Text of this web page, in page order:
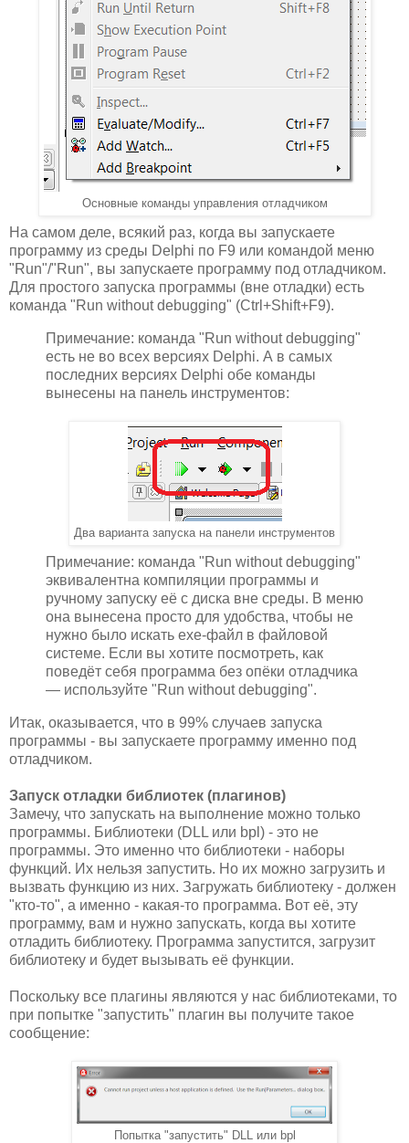
Основные команды управления отладчиком
На самом деле, всякий раз, когда вы запускаете
программу из среды Delphi по F9 или командой меню
"Run"/"Run", вы запускаете программу под отладчиком.
Для простого запуска программы (вне отладки) есть
команда "Run without debugging" (Ctrl+Shift+F9).
Примечание: команда "Run without debugging"
есть не во всех версиях Delphi. А в самых
последних версиях Delphi обе команды
вынесены на панель инструментов:
Два варианта запуска на панели инструментов
Примечание: команда "Run without debugging"
эквивалентна компиляции программы и
ручному запуску её с диска вне среды. В меню
она вынесена просто для удобства, чтобы не
нужно было искать exe-файл в файловой
системе. Если вы хотите посмотреть, как
поведёт себя программа без опёки отладчика
— используйте "Run without debugging".
Итак, оказывается, что в 99% случаев запуска
программы - вы запускаете программу именно под
отладчиком.
Запуск отладки библиотек (плагинов)
Замечу, что запускать на выполнение можно только
программы. Библиотеки (DLL или bpl) - это не
программы. Это именно что библиотеки - наборы
функций. Их нельзя запустить. Но их можно загрузить и
вызвать функцию из них. Загружать библиотеку - должен
"кто-то", а именно - какая-то программа. Вот её, эту
программу, вам и нужно запускать, когда вы хотите
отладить библиотеку. Программа запустится, загрузит
библиотеку и будет вызывать её функции.
Поскольку все плагины являются у нас библиотеками, то
при попытке "запустить" плагин вы получите такое
сообщение:
Попытка "запустить" DLL или bpl